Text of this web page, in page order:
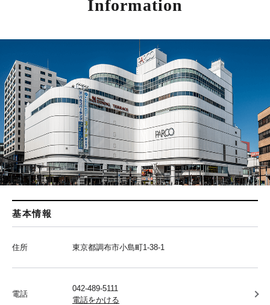
Information
基本情報
住所 東京都調布市小島町1-38-1
電話
042-489-5111
電話をかける